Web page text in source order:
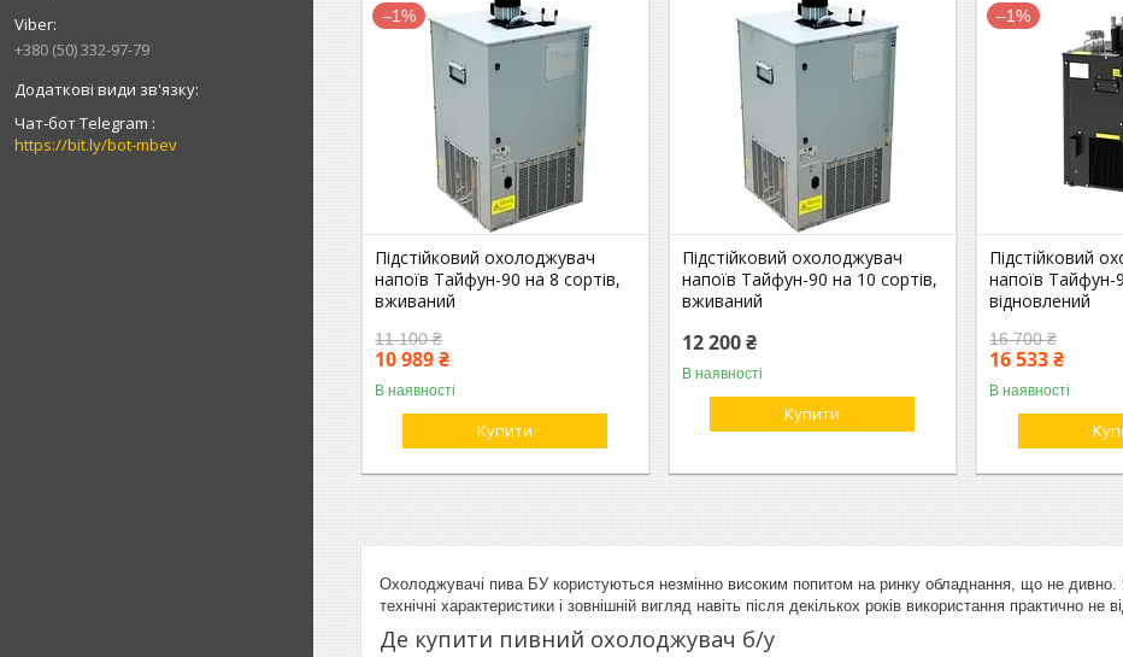
+380 (50) 332-97-79
Чат-бот Telegram
https://bit.ly/bot-mbev
–1%
Підстійковий охолоджувач
напоїв Тайфун-90 на 8 сортів,
вживаний
11 100 ₴
10 989 ₴
В наявності
Купити
Підстійковий охолоджувач
напоїв Тайфун-90 на 10 сортів,
вживаний
12 200 ₴
В наявності
Купити
–1%
Підстійковий
напоїв Тайфун-
відновлений
16 700 ₴
16 533 ₴
В наявності
Охолоджувачі пива БУ користуються незмінно високим попитом на ринку обладнання, що не дивно.
технічні характеристики і зовнішній вигляд навіть після декількох років використання практично не
Де купити пивний охолоджувач б/у